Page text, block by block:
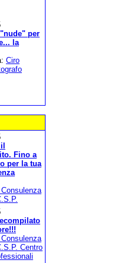
per
la
Ciro
Fino a
per la tua
Centro